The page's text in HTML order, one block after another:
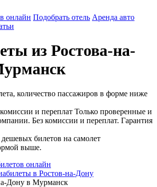
онлайн Подобрать отель Аренда авто
из Ростова-на-
количество пассажиров в форме ниже
Только проверенные и
Без комиссии и переплат. Гарантия
билетов на самолет
выше.
онлайн
в Ростов-на-Дону
Дону в Мурманск